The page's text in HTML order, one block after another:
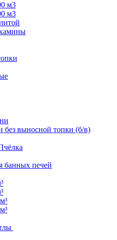
м3
м3
без выносной топки (б/в)
банных печей